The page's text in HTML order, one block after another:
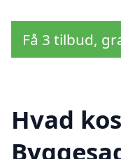
Få 3 tilbud,
Hvad